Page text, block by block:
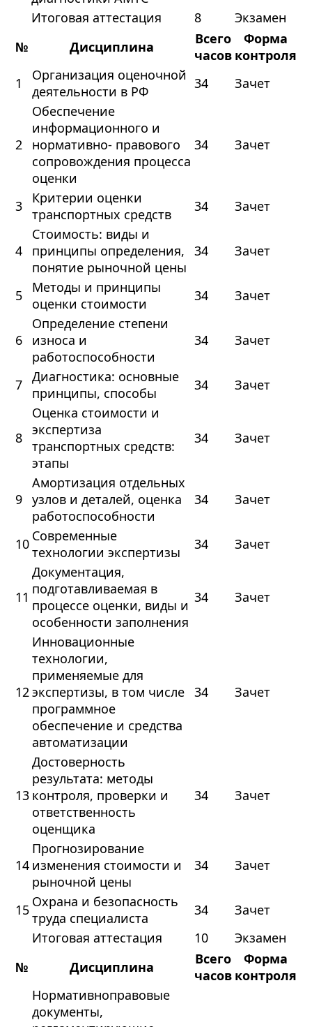
Итоговая аттестация 8
Экзамен
№
Дисциплина
Всего
часов
Форма
контроля
1
Организация оценочной
деятельности в РФ
34 Зачет
2
Обеспечение
информационного и
нормативно- правового
сопровождения процесса
оценки
34 Зачет
3
Критерии оценки
транспортных средств
34 Зачет
4
Стоимость: виды и
принципы определения,
понятие рыночной цены
34 Зачет
5
Методы и принципы
оценки стоимости
34 Зачет
6
Определение степени
износа и
работоспособности
34 Зачет
7 Диагностика: основные
принципы, способы
34 Зачет
8
Оценка стоимости и
экспертиза
транспортных средств:
этапы
34 Зачет
9
Амортизация отдельных
узлов и деталей, оценка
работоспособности
34 Зачет
10 Современные
технологии экспертизы
34 Зачет
11
Документация,
подготавливаемая в
процессе оценки, виды и
особенности заполнения
34 Зачет
12
Инновационные
технологии,
применяемые для
экспертизы, в том числе
программное
обеспечение и средства
автоматизации
34 Зачет
13
Достоверность
результата: методы
контроля, проверки и
ответственность
оценщика
34 Зачет
14
Прогнозирование
изменения стоимости и
рыночной цены
34 Зачет
15 Охрана и безопасность
труда специалиста
34
Зачет
Итоговая аттестация
10
Экзамен
№
Дисциплина
Всего
часов
Форма
контроля
Нормативноправовые
документы,